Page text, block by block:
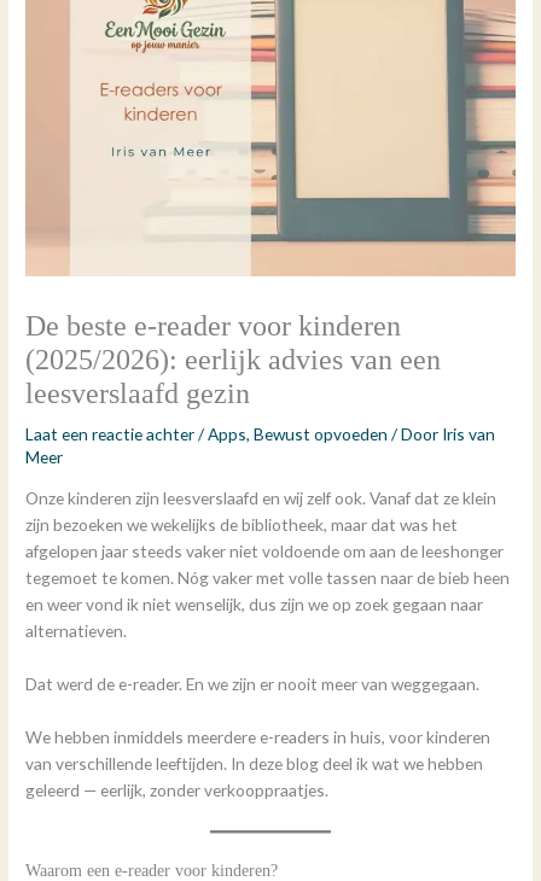
De beste e-reader voor kinderen
(2025/2026): eerlijk advies van een
leesverslaafd gezin
Laat een reactie achter/Apps,Bewust opvoeden / Door Iris van
Meer
Onze kinderen zijn leesverslaafd en wij zelf ook. Vanaf dat ze klein
zijn bezoeken we wekelijks de bibliotheek, maar dat was het
afgelopen jaar steeds vaker niet voldoende om aan de leeshonger
tegemoet te komen. Nóg vaker met volle tassen naar de bieb heen
en weer vond ik niet wenselijk, dus zijn we op zoek gegaan naar
alternatieven.
Dat werd de e-reader. En we zijn er nooit meer van weggegaan.
We hebben inmiddels meerdere e-readers in huis, voor kinderen
van verschillende leeftijden. In deze blog deel ik wat we hebben
geleerd — eerlijk, zonder verkooppraatjes.
Waarom een e-reader voor kinderen?